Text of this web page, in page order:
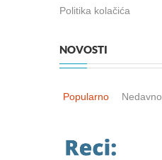
Politika kolačića
NOVOSTI
Popularno Nedavno